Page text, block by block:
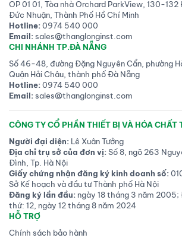
OP 01 01, Tòa nhà Orchard ParkView, 130-132
Đức Nhuận, Thành Phố Hồ Chí Minh
Hotline:0974 540 000
Email:sales@thanglonginst.com
CHI NHÁNH TP.ĐÀ NẴNG
Số 46-48, đường Đặng Nguyên Cẩn, phường
Quận Hải Châu, thành phố Đà Nẵng
Hotline:0974 540 000
Email:sales@thanglonginst.com
CÔNG TY CỔ PHẦN THIẾT BỊ VÀ HÓA CHẤT
Người đại diện: Lê Xuân Tưởng
Địa chỉ trụ sở của đơn vị:Số 8, ngõ 263
Đình, Tp. Hà Nội
Giấy chứng nhận đăng ký kinh doanh số:
Sở Kế hoạch và đầu tư Thành phố Hà Nội
Đăng ký lần đầu: ngày 18 tháng 3 năm
thứ: 12, ngày 12 tháng 8 năm 2024
HỖ TRỢ
Chính sách bảo hành